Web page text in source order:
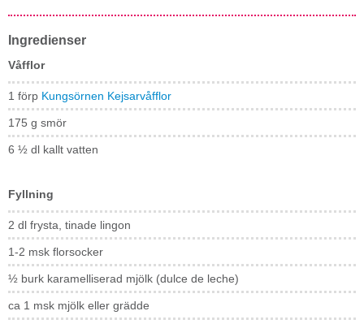
Ingredienser
Våfflor
1 förp Kungsörnen Kejsarvåfflor
175 g smör
6 ½ dl kallt vatten
Fyllning
2 dl frysta, tinade lingon
1-2 msk florsocker
½ burk karamelliserad mjölk (dulce de leche)
ca 1 msk mjölk eller grädde